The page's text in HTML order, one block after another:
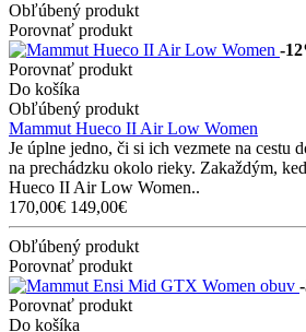
Obľúbený produkt
Porovnať produkt
-
Porovnať produkt
Do košíka
Obľúbený produkt
Mammut Hueco II Air Low Women
Je úplne jedno, či si ich vezmete na cestu
na prechádzku okolo rieky. Zakaždým,
Hueco II Air Low Women..
170,00€ 149,00€
Obľúbený produkt
Porovnať produkt
Porovnať produkt
Do košíka